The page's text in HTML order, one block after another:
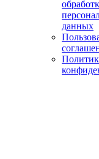
данных